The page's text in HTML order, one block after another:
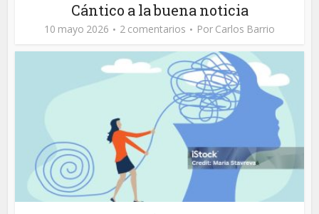
Cántico a la buena noticia
10 mayo 2026 2 comentarios Por Carlos Barrio